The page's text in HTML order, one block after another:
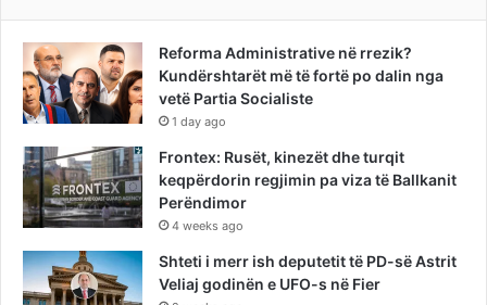
Reforma Administrative në rrezik?
Kundërshtarët më të fortë po dalin nga
vetë Partia Socialiste
1 day ago
Frontex: Rusët, kinezët dhe turqit
keqpërdorin regjimin pa viza të Ballkanit
Perëndimor
4 weeks ago
Shteti i merr ish deputetit të PD-së Astrit
Veliaj godinën e UFO-s në Fier